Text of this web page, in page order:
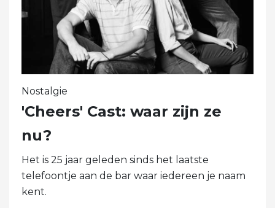
Nostalgie
'Cheers' Cast: waar zijn ze
nu?
Het is 25 jaar geleden sinds het laatste
telefoontje aan de bar waar iedereen je naam
kent.